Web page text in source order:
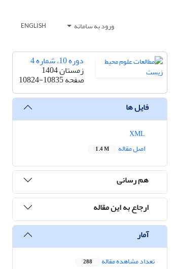
ورود به سامانه ENGLISH
دوره 10، شماره 4
زمستان 1404
صفحه10824-10835
فایل ها
اصل مقاله
1.4 M
هم رسانی
ارجاع به این مقاله
آمار
تعداد مشاهده مقاله 288